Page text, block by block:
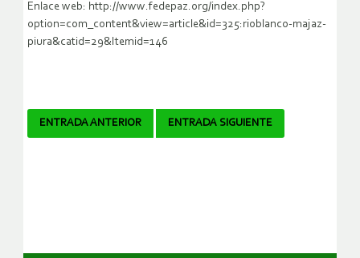
Enlace web: http://www.fedepaz.org/index.php?
option=com_content&view=article&id=325:rioblanco-majaz-
piura&catid=29&Itemid=146
Navegador
ENTRADA ANTERIOR ENTRADA SIGUIENTE